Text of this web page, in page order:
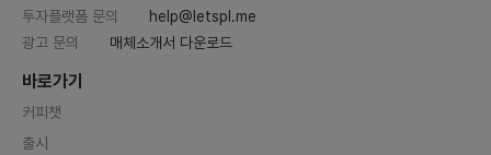
투자플랫폼 문의
help@letspl.me
광고 문의
매체소개서 다운로드
바로가기
커피챗
출시